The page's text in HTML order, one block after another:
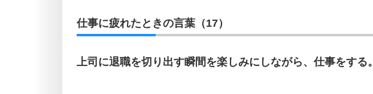
仕事に疲れたときの言葉（17）
上司に退職を切り出す瞬間を楽しみにしながら、仕事をする。